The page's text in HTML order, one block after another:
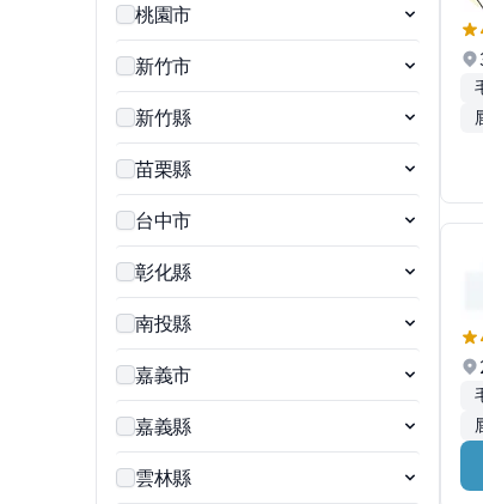
桃園市
新竹市
新竹縣
苗栗縣
台中市
彰化縣
南投縣
嘉義市
嘉義縣
雲林縣